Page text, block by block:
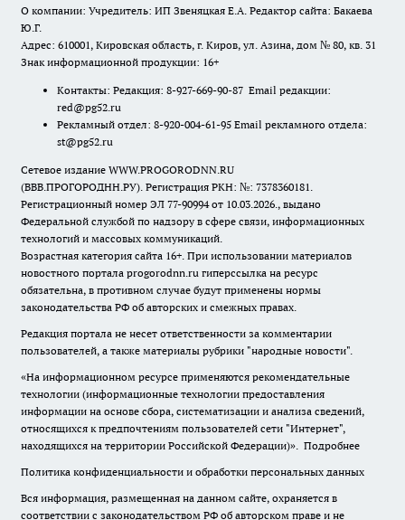
О компании: Учредитель: ИП Звеняцкая Е.А. Редактор сайта: Бакаева
Ю.Г.
Адрес: 610001, Кировская область, г. Киров, ул. Азина, дом № 80, кв. 31
Знак информационной продукции: 16+
Контакты: Редакция: 8-927-669-90-87 Email редакции:
red@pg52.ru
Рекламный отдел: 8-920-004-61-95 Email рекламного отдела:
st@pg52.ru
Сетевое издание WWW.PROGORODNN.RU
(ВВВ.ПРОГОРОДНН.РУ). Регистрация РКН: №: 7378360181.
Регистрационный номер ЭЛ 77-90994 от 10.03.2026., выдано
Федеральной службой по надзору в сфере связи, информационных
технологий и массовых коммуникаций.
Возрастная категория сайта 16+. При использовании материалов
новостного портала progorodnn.ru гиперссылка на ресурс
обязательна, в противном случае будут применены нормы
законодательства РФ об авторских и смежных правах.
Редакция портала не несет ответственности за комментарии
пользователей, а также материалы рубрики "народные новости".
«На информационном ресурсе применяются рекомендательные
технологии (информационные технологии предоставления
информации на основе сбора, систематизации и анализа сведений,
относящихся к предпочтениям пользователей сети "Интернет",
находящихся на территории Российской Федерации)». Подробнее
Политика конфиденциальности и обработки персональных данных
Вся информация, размещенная на данном сайте, охраняется в
соответствии с законодательством РФ об авторском праве и не